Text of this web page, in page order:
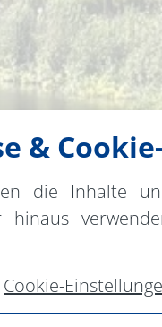
&
die Inhalte
hinaus
Cookie-